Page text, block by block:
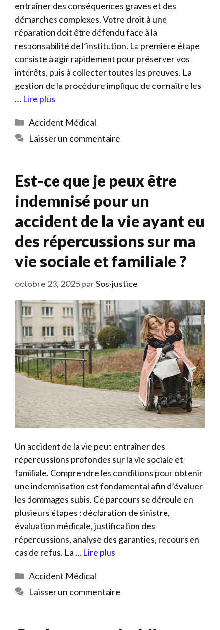
entraîner des conséquences graves et des
démarches complexes. Votre droit à une
réparation doit être défendu face à la
responsabilité de l’institution. La première étape
consiste à agir rapidement pour préserver vos
intérêts, puis à collecter toutes les preuves. La
gestion de la procédure implique de connaître les
… Lire plus
Catégories
Accident Médical
Laisser un commentaire
Est-ce que je peux être
indemnisé pour un
accident de la vie ayant eu
des répercussions sur ma
vie sociale et familiale ?
octobre 23, 2025parSos-justice
Un accident de la vie peut entraîner des
répercussions profondes sur la vie sociale et
familiale. Comprendre les conditions pour obtenir
une indemnisation est fondamental afin d’évaluer
les dommages subis. Ce parcours se déroule en
plusieurs étapes : déclaration de sinistre,
évaluation médicale, justification des
répercussions, analyse des garanties, recours en
cas de refus. La … Lire plus
Catégories
Accident Médical
Laisser un commentaire